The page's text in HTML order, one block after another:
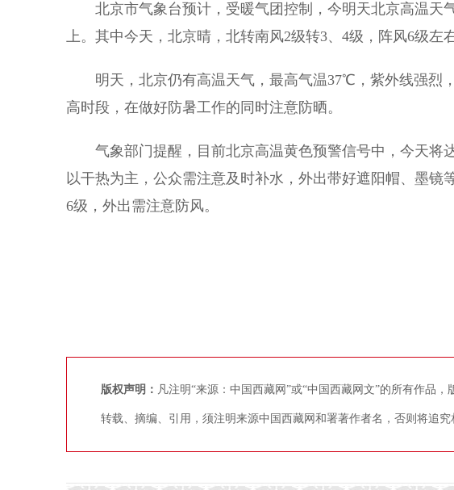
北京市气象台预计，受暖气团控制，今明天北京高温天
上。其中今天，北京晴，北转南风2级转3、4级，阵风6级左
明天，北京仍有高温天气，最高气温37℃，紫外线强烈
高时段，在做好防暑工作的同时注意防晒。
气象部门提醒，目前北京高温黄色预警信号中，今天将
以干热为主，公众需注意及时补水，外出带好遮阳帽、墨镜
6级，外出需注意防风。
版权声明： 凡注明“来源：中国西藏网”或“中国西藏网文”的所有作品
转载、摘编、引用，须注明来源中国西藏网和署著作者名，否则将追究